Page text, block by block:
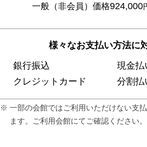
一般（非会員）価格924,000
様々なお支払い方法に
銀行振込
現金払
クレジットカード
分割払
⼀部の会館ではご利⽤いただけない⽀
ます。ご利⽤会館にてご確認ください。